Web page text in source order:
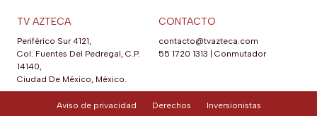
TV AZTECA
Periférico Sur 4121,
Col. Fuentes Del Pedregal, C.P.
14140,
Ciudad De México, México.
CONTACTO
contacto@tvazteca.com
55 1720 1313 | Conmutador
Aviso de privacidad Derechos
Inversionistas